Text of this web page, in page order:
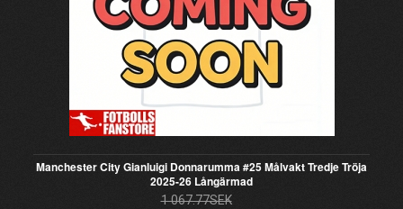
Manchester City Gianluigi Donnarumma #25 Målvakt Tredje Tröja
2025-26 Långärmad
1 067.77SEK